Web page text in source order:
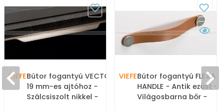
VIEFEBútor fogantyú VECTOR -
19 mm-es ajtóhoz -
Szálcsiszolt nikkel -
VIEFEBútor fogantyú FLEXA
HANDLE - Antik ezüst -
Világosbarna bőr -